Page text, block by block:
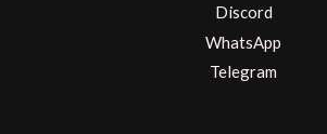
Discord
WhatsApp
Telegram